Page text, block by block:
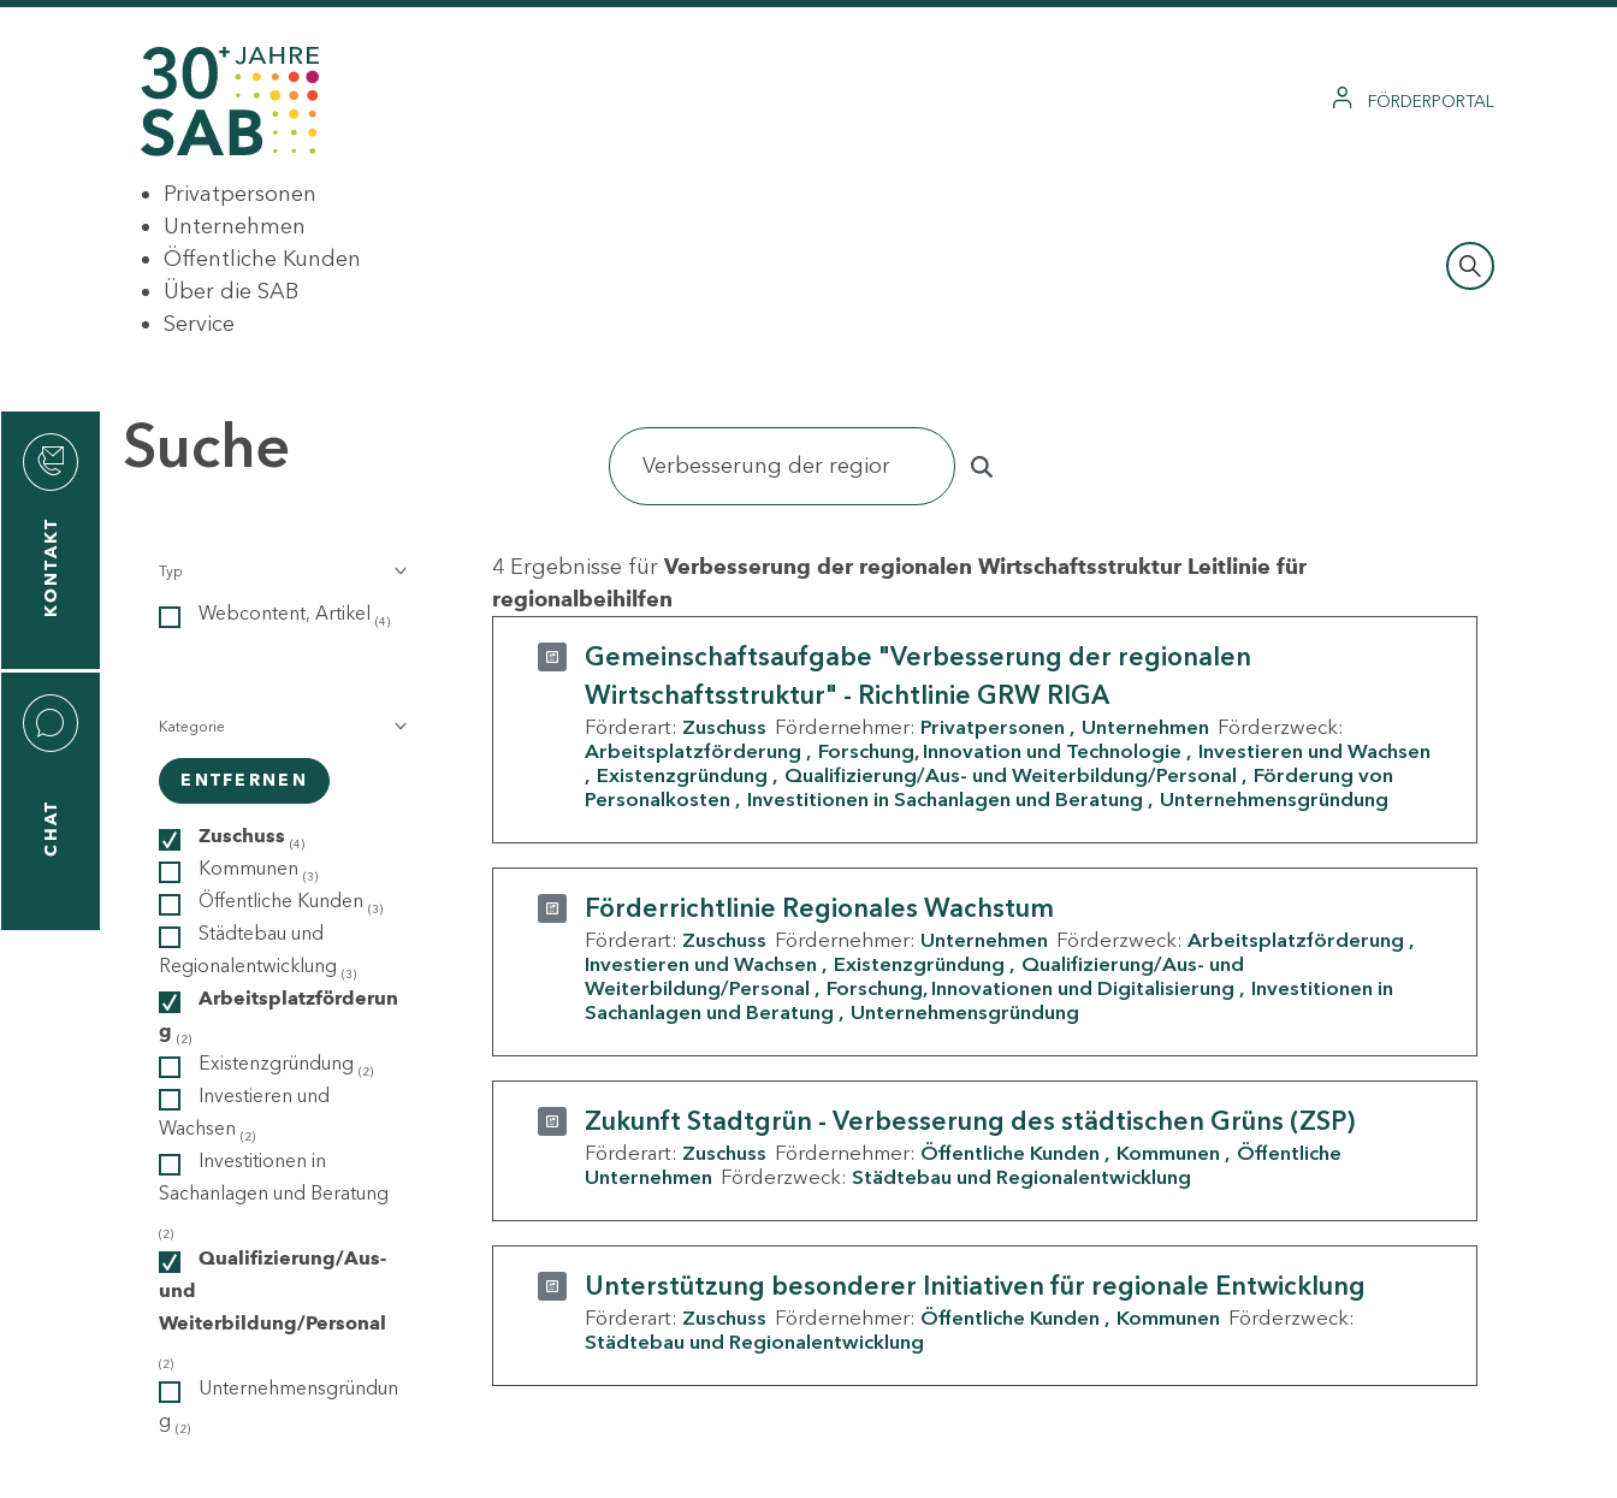
FÖRDERPORTAL
Privatpersonen
Unternehmen
Öffentliche Kunden
Über die SAB
Service
KONTAKT
CHAT
Suche
Typ
Webcontent, Artikel (4)
Kategorie
ENTFERNEN
Zuschuss (4)
Kommunen (3)
Öffentliche Kunden (3)
Städtebau und
Regionalentwicklung (3)
Arbeitsplatzförderun
g (2)
Existenzgründung (2)
Investieren und
Wachsen (2)
Investitionen in
Sachanlagen und Beratung
(2)
Qualifizierung/Aus-
und
Weiterbildung/Personal
(2)
Unternehmensgründun
g (2)
4 Ergebnisse für Verbesserung der regionalen Wirtschaftsstruktur Leitlinie für
regionalbeihilfen
Gemeinschaftsaufgabe "Verbesserung der regionalen
Wirtschaftsstruktur" - Richtlinie GRW RIGA
Förderart: Zuschuss Fördernehmer: Privatpersonen Unternehmen Förderzweck:
Arbeitsplatzförderung
Forschung, Innovation und Technologie
Investieren und Wachsen
Existenzgründung
Qualifizierung/Aus- und Weiterbildung/Personal
Förderung von
Personalkosten
Investitionen in Sachanlagen und Beratung Unternehmensgründung
Förderrichtlinie Regionales Wachstum
Förderart: Zuschuss Fördernehmer: Unternehmen Förderzweck: Arbeitsplatzförderung
Investieren und Wachsen
Existenzgründung
Qualifizierung/Aus- und
Weiterbildung/Personal
Forschung, Innovationen und Digitalisierung
Investitionen in
Sachanlagen und Beratung
Unternehmensgründung
Zukunft Stadtgrün - Verbesserung des städtischen Grüns (ZSP)
Förderart: Zuschuss Fördernehmer: Öffentliche Kunden Kommunen
Öffentliche
Unternehmen Förderzweck: Städtebau und Regionalentwicklung
Unterstützung besonderer Initiativen für regionale Entwicklung
Förderart: Zuschuss Fördernehmer: Öffentliche Kunden Kommunen Förderzweck:
Städtebau und Regionalentwicklung